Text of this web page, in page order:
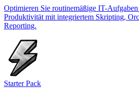
Optimieren Sie routinemäßige IT-
Produktivität mit integriertem Skripting,
Reporting.
Starter Pack